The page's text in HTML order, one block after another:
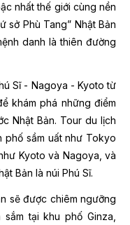
nhất thế giới cùng nền
sở Phù Tang” Nhật Bản
danh là thiên đường
Sĩ - Nagoya - Kyoto từ
khám phá những điểm
Nhật Bản. Tour du lịch
phố sầm uất như Tokyo
Kyoto và Nagoya, và
Bản là núi Phú Sĩ.
sẽ được chiêm ngưỡng
tại khu phố Ginza,